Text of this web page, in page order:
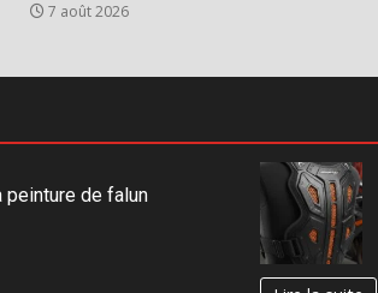
7 août 2026
peinture de falun